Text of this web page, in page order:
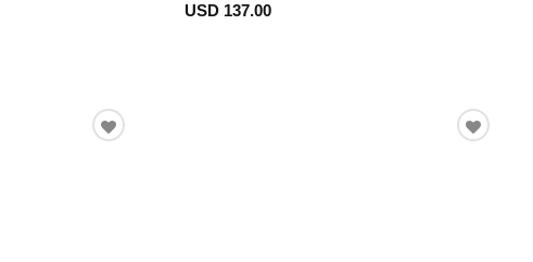
USD 137.00